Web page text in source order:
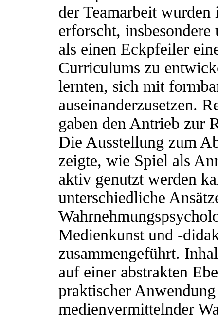
der Teamarbeit wurden
erforscht,
als einen Eckpfeiler
Curriculums zu
lernten, sich mit
auseinanderzusetzen.
gaben den Antrieb zur
Die Ausstellung zum
zeigte, wie Spiel als
aktiv genutzt werden
unterschiedliche
Medienkunst und -
zusammengeführt.
auf einer abstrakten
praktischer
medienvermittelnder